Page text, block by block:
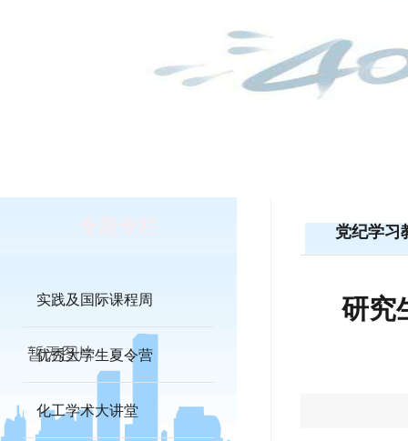
专题专栏
实践及国际课程周
优秀大学生夏令营
化工学术大讲堂
党纪学习
研究